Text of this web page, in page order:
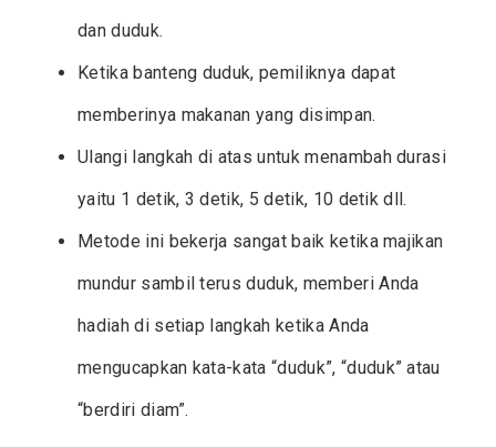
dan duduk.
Ketika banteng duduk, pemiliknya dapat
memberinya makanan yang disimpan.
Ulangi langkah di atas untuk menambah durasi
yaitu 1 detik, 3 detik, 5 detik, 10 detik dll.
Metode ini bekerja sangat baik ketika majikan
mundur sambil terus duduk, memberi Anda
hadiah di setiap langkah ketika Anda
mengucapkan kata-kata “duduk”, “duduk” atau
“berdiri diam”.